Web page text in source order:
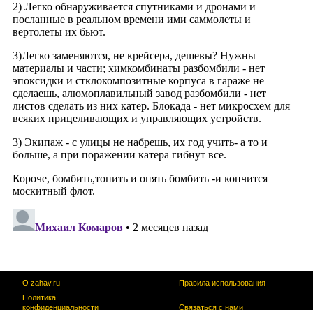
О zahav.ru
Правила использования
Политика
конфиденциальности
Связаться с нами